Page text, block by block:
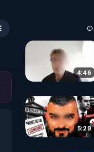
4:46
5:29